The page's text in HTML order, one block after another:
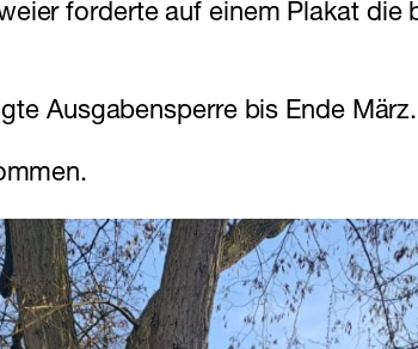
forderte auf einem Plakat die
Ausgabensperre bis Ende März.